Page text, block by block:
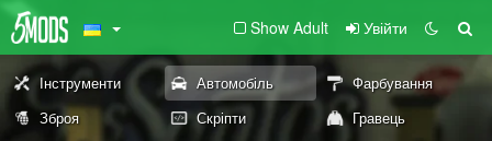
Show Adult Увійти
Інструменти Автомобіль
Фарбування
Зброя
Скріпти
Гравець